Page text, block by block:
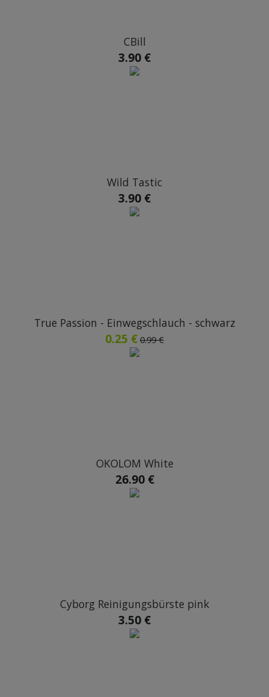
CBill
3.90 €
Wild Tastic
3.90 €
True Passion - Einwegschlauch - schwarz
0.25 € 0.99 €
OKOLOM White
26.90 €
Cyborg Reinigungsbürste pink
3.50 €